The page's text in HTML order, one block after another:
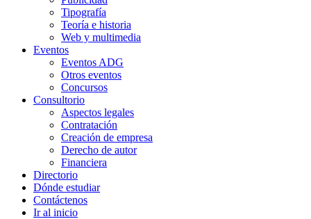
Tipografía
Teoría e historia
Web y multimedia
Eventos
Eventos ADG
Otros eventos
Concursos
Consultorio
Aspectos legales
Contratación
Creación de empresa
Derecho de autor
Financiera
Directorio
Dónde estudiar
Contáctenos
Ir al inicio